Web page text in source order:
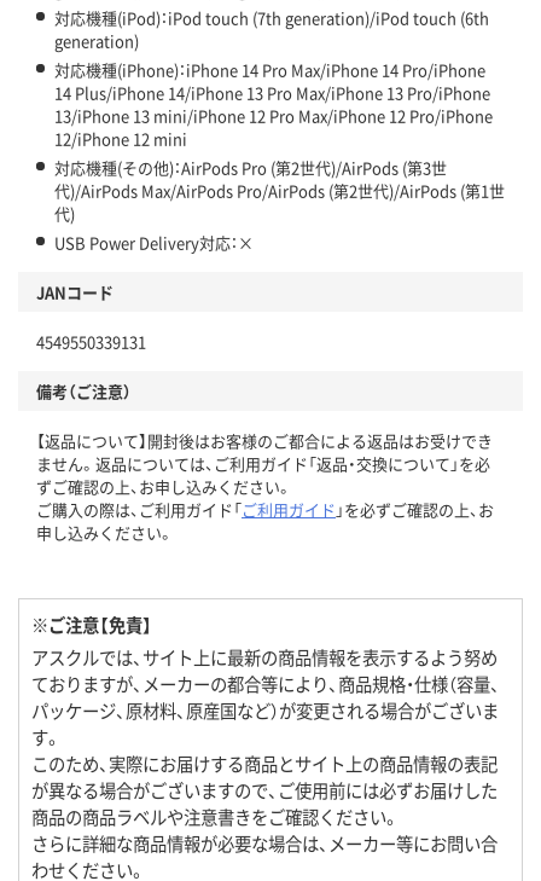
対応機種(iPod)：iPod touch (7th generation)/iPod touch (6th
generation)
対応機種(iPhone)：iPhone 14 Pro Max/iPhone 14 Pro/iPhone
14 Plus/iPhone 14/iPhone 13 Pro Max/iPhone 13 Pro/iPhone
13/iPhone 13 mini/iPhone 12 Pro Max/iPhone 12 Pro/iPhone
12/iPhone 12 mini
対応機種(その他)：AirPods Pro (第2世代)/AirPods (第3世
代)/AirPods Max/AirPods Pro/AirPods (第2世代)/AirPods (第1世
代)
USB Power Delivery対応：×
JANコード
4549550339131
備考（ご注意）
【返品について】開封後はお客様のご都合による返品はお受けでき
ません。返品については、ご利用ガイド「返品・交換について」を必
ずご確認の上、お申し込みください。
ご購入の際は、ご利用ガイド「ご利用ガイド 」を必ずご確認の上、お
申し込みください。
※ご注意【免責】
アスクルでは、サイト上に最新の商品情報を表示するよう努め
ておりますが、メーカーの都合等により、商品規格・仕様（容量、
パッケージ、原材料、原産国など）が変更される場合がございま
す。
このため、実際にお届けする商品とサイト上の商品情報の表記
が異なる場合がございますので、ご使用前には必ずお届けした
商品の商品ラベルや注意書きをご確認ください。
さらに詳細な商品情報が必要な場合は、メーカー等にお問い合
わせください。